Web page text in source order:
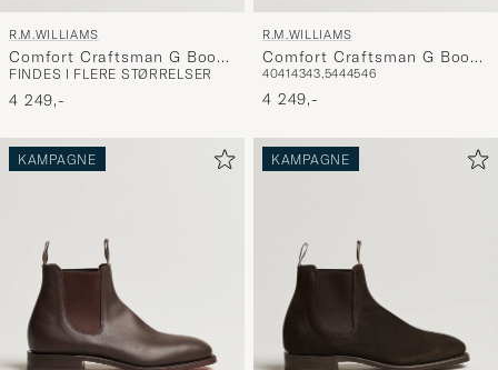
R.M.WILLIAMS
Comfort Craftsman G Boot
Caramel
FINDES I FLERE STØRRELSER
4 249,-
R.M.WILLIAMS
Comfort Craftsman G Boot
Mid Brown
40414343,5444546
4 249,-
KAMPAGNE KAMPAGNE